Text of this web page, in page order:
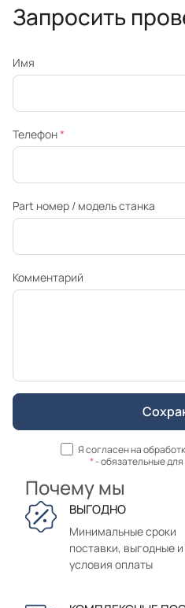
Запросить
Имя
Телефон*
Part номер / модель станка
Комментарий
Я согласен на
*- обязательные
Почему мы
ВЫГОДНО
Минимальные сроки
поставки, выгодные
условия оплаты